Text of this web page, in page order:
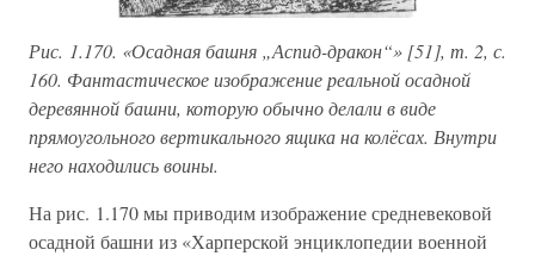
Рис. 1.170. «Осадная башня „Аспид-дракон“» [51], т. 2, с.
160. Фантастическое изображение реальной осадной
деревянной башни, которую обычно делали в виде
прямоугольного вертикального ящика на колёсах. Внутри
него находились воины.
На рис. 1.170 мы приводим изображение средневековой
осадной башни из «Харперской энциклопедии военной